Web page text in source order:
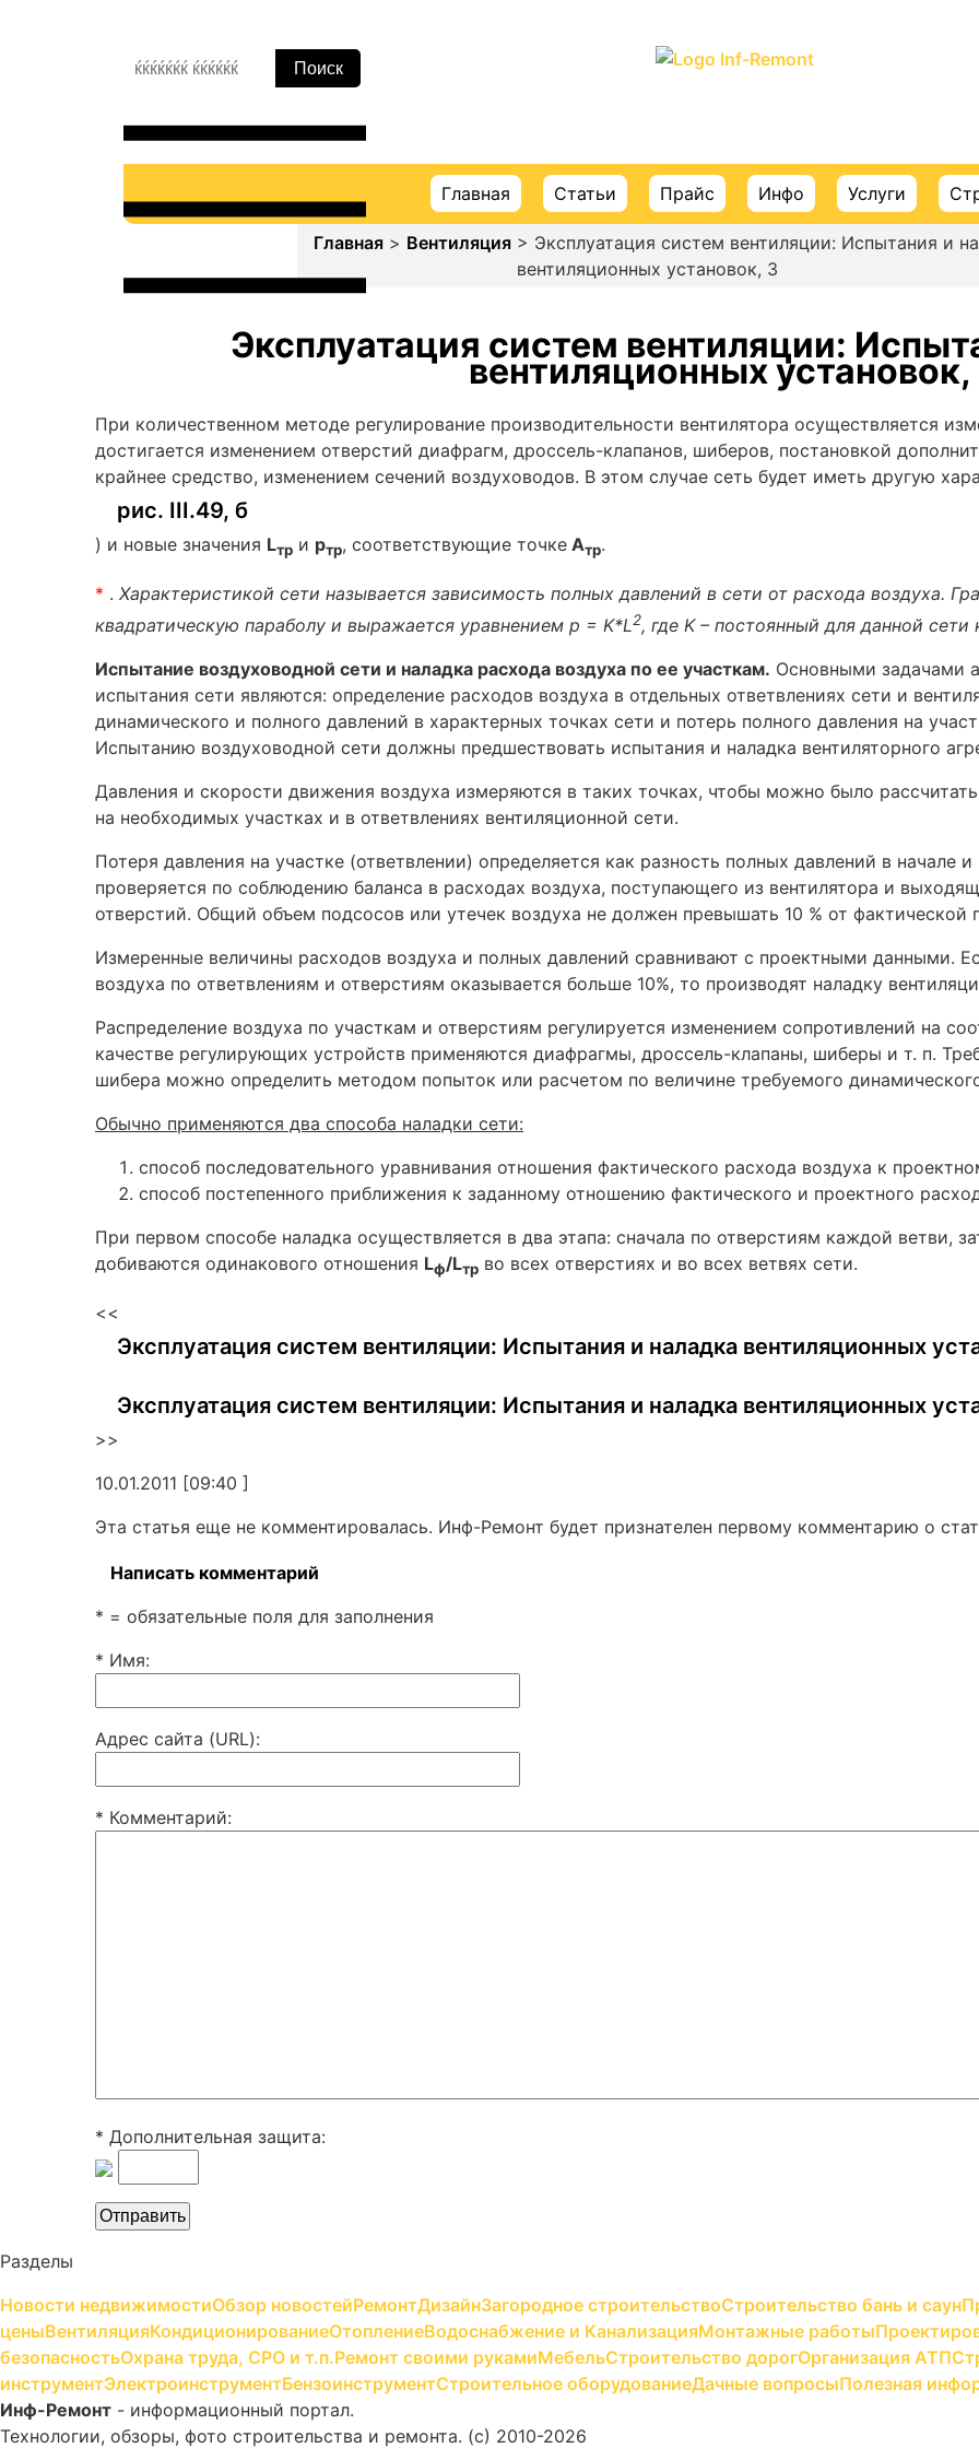
Главная Статьи Прайс Инфо Услуги
Главная > Вентиляция > Эксплуатация систем вентиляции: Испытания и
вентиляционных установок, 3
Эксплуатация систем вентиляции:
вентиляционных установок,
При количественном методе регулирование производительности вентилятора осуществляется
достигается изменением отверстий диафрагм, дроссель-клапанов, шиберов, постановкой
крайнее средство, изменением сечений воздуховодов. В этом случае сеть будет иметь другую
рис. III.49, б
) и новые значения Lтр и ртр, соответствующие точке Атр.
* . Характеристикой сети называется зависимость полных давлений в сети от расхода воздуха.
квадратическую параболу и выражается уравнением p = K*L2, где K – постоянный для данной
Испытание воздуховодной сети и наладка расхода воздуха по ее участкам. Основными задачами
испытания сети являются: определение расходов воздуха в отдельных ответвлениях сети и
динамического и полного давлений в характерных точках сети и потерь полного давления на
Испытанию воздуховодной сети должны предшествовать испытания и наладка вентиляторного
Давления и скорости движения воздуха измеряются в таких точках, чтобы можно было
на необходимых участках и в ответвлениях вентиляционной сети.
Потеря давления на участке (ответвлении) определяется как разность полных давлений в начале
проверяется по соблюдению баланса в расходах воздуха, поступающего из вентилятора и
отверстий. Общий объем подсосов или утечек воздуха не должен превышать 10 % от фактической
Измеренные величины расходов воздуха и полных давлений сравнивают с проектными данными.
воздуха по ответвлениям и отверстиям оказывается больше 10%, то производят наладку
Распределение воздуха по участкам и отверстиям регулируется изменением сопротивлений на
качестве регулирующих устройств применяются диафрагмы, дроссель-клапаны, шиберы и т. п.
шибера можно определить методом попыток или расчетом по величине требуемого
Обычно применяются два способа наладки сети:
способ последовательного уравнивания отношения фактического расхода воздуха к
способ постепенного приближения к заданному отношению фактического и проектного
При первом способе наладка осуществляется в два этапа: сначала по отверстиям каждой ветви,
добиваются одинакового отношения Lф/Lтр во всех отверстиях и во всех ветвях сети.
<<
Эксплуатация систем вентиляции: Испытания и наладка вентиляционных
Эксплуатация систем вентиляции: Испытания и наладка вентиляционных
>>
10.01.2011 [09:40 ]
Эта статья еще не комментировалась. Инф-Ремонт будет признателен первому комментарию о
Написать комментарий
* = обязательные поля для заполнения
* Имя:
Адрес сайта (URL):
* Комментарий:
* Дополнительная защита:
Разделы
Новости недвижимостиОбзор новостейРемонтДизайнЗагородное строительствоСтроительство бань и саун
ценыВентиляцияКондиционированиеОтоплениеВодоснабжение и КанализацияМонтажные работы
безопасностьОхрана труда, СРО и т.п.Ремонт своими рукамиМебельСтроительство дорогОрганизация АТП
инструментЭлектроинструментБензоинструментСтроительное оборудованиеДачные вопросыПолезная
Инф-Ремонт - информационный портал.
Технологии, обзоры, фото строительства и ремонта. (c) 2010-2026